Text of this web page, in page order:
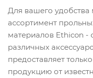
Для вашего
ассортимент
материалов Ethicon -
различных
предоставляет
продукцию от